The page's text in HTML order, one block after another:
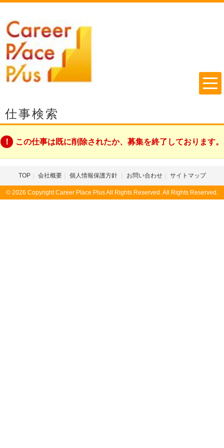
仕事検索
この仕事は既に削除されたか、募集を終了しております。
TOP 会社概要 個人情報保護方針 お問い合わせ サイトマップ
© 2026 Copyright Career Place Plus All Rights Reserved. All Rights Reserved.